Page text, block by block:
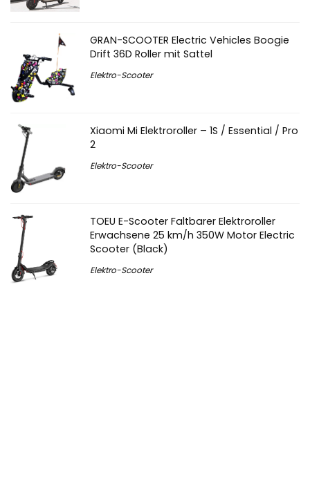
GRAN-SCOOTER Electric Vehicles Boogie
Drift 36D Roller mit Sattel
Elektro-Scooter
Xiaomi Mi Elektroroller – 1S / Essential / Pro
2
Elektro-Scooter
TOEU E-Scooter Faltbarer Elektroroller
Erwachsene 25 km/h 350W Motor Electric
Scooter (Black)
Elektro-Scooter